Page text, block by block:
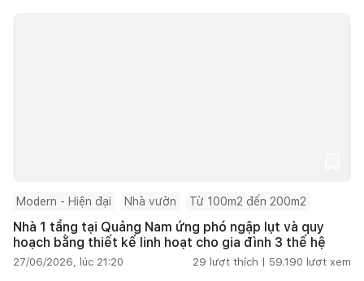
Modern - Hiện đại Nhà vườn Từ 100m2 đến 200m2
Nhà 1 tầng tại Quảng Nam ứng phó ngập lụt và quy
hoạch bằng thiết kế linh hoạt cho gia đình 3 thế hệ
27/06/2026, lúc 21:20 29 lượt thích | 59.190 lượt xem